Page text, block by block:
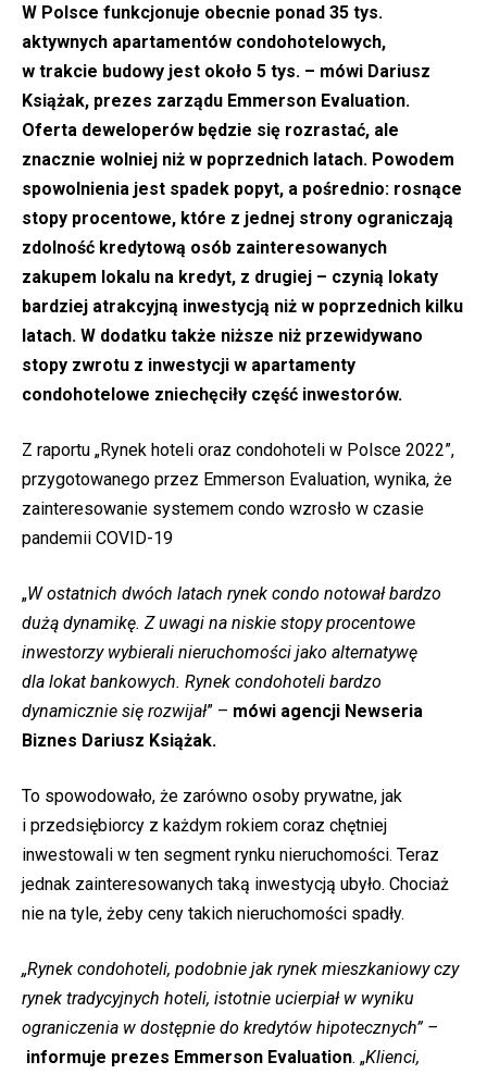
W Polsce funkcjonuje obecnie ponad 35 tys.
aktywnych apartamentów condohotelowych,
w trakcie budowy jest około 5 tys. – mówi Dariusz
Książak, prezes zarządu Emmerson Evaluation.
Oferta deweloperów będzie się rozrastać, ale
znacznie wolniej niż w poprzednich latach. Powodem
spowolnienia jest spadek popyt, a pośrednio: rosnące
stopy procentowe, które z jednej strony ograniczają
zdolność kredytową osób zainteresowanych
zakupem lokalu na kredyt, z drugiej – czynią lokaty
bardziej atrakcyjną inwestycją niż w poprzednich kilku
latach. W dodatku także niższe niż przewidywano
stopy zwrotu z inwestycji w apartamenty
condohotelowe zniechęciły część inwestorów.
Z raportu „Rynek hoteli oraz condohoteli w Polsce 2022”,
przygotowanego przez Emmerson Evaluation, wynika, że
zainteresowanie systemem condo wzrosło w czasie
pandemii COVID-19
„W ostatnich dwóch latach rynek condo notował bardzo
dużą dynamikę. Z uwagi na niskie stopy procentowe
inwestorzy wybierali nieruchomości jako alternatywę
dla lokat bankowych. Rynek condohoteli bardzo
dynamicznie się rozwijał” – mówi agencji Newseria
Biznes Dariusz Książak.
To spowodowało, że zarówno osoby prywatne, jak
i przedsiębiorcy z każdym rokiem coraz chętniej
inwestowali w ten segment rynku nieruchomości. Teraz
jednak zainteresowanych taką inwestycją ubyło. Chociaż
nie na tyle, żeby ceny takich nieruchomości spadły.
„Rynek condohoteli, podobnie jak rynek mieszkaniowy czy
rynek tradycyjnych hoteli, istotnie ucierpiał w wyniku
ograniczenia w dostępnie do kredytów hipotecznych” –
informuje prezes Emmerson Evaluation. „Klienci,